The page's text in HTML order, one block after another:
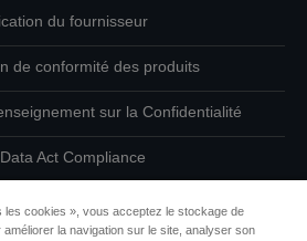
du fournisseur
de conformité des produits
sur la Confidentialité
Act Compliance
les cookies », vous acceptez le stockage de
la navigation sur le site, analyser son